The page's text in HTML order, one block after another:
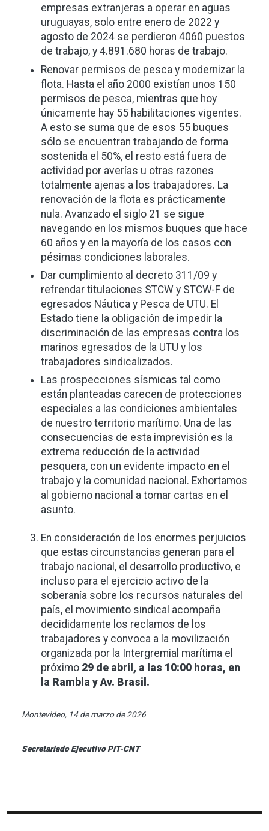
empresas extranjeras a operar en aguas
uruguayas, solo entre enero de 2022 y
agosto de 2024 se perdieron 4060 puestos
de trabajo, y 4.891.680 horas de trabajo.
Renovar permisos de pesca y modernizar la
flota. Hasta el año 2000 existían unos 150
permisos de pesca, mientras que hoy
únicamente hay 55 habilitaciones vigentes.
A esto se suma que de esos 55 buques
sólo se encuentran trabajando de forma
sostenida el 50%, el resto está fuera de
actividad por averías u otras razones
totalmente ajenas a los trabajadores. La
renovación de la flota es prácticamente
nula. Avanzado el siglo 21 se sigue
navegando en los mismos buques que hace
60 años y en la mayoría de los casos con
pésimas condiciones laborales.
Dar cumplimiento al decreto 311/09 y
refrendar titulaciones STCW y STCW-F de
egresados Náutica y Pesca de UTU. El
Estado tiene la obligación de impedir la
discriminación de las empresas contra los
marinos egresados de la UTU y los
trabajadores sindicalizados.
Las prospecciones sísmicas tal como
están planteadas carecen de protecciones
especiales a las condiciones ambientales
de nuestro territorio marítimo. Una de las
consecuencias de esta imprevisión es la
extrema reducción de la actividad
pesquera, con un evidente impacto en el
trabajo y la comunidad nacional. Exhortamos
al gobierno nacional a tomar cartas en el
asunto.
En consideración de los enormes perjuicios
que estas circunstancias generan para el
trabajo nacional, el desarrollo productivo, e
incluso para el ejercicio activo de la
soberanía sobre los recursos naturales del
país, el movimiento sindical acompaña
decididamente los reclamos de los
trabajadores y convoca a la movilización
organizada por la Intergremial marítima el
próximo 29 de abril, a las 10:00 horas, en
la Rambla y Av. Brasil.
Montevideo, 14 de marzo de 2026
Secretariado Ejecutivo PIT-CNT